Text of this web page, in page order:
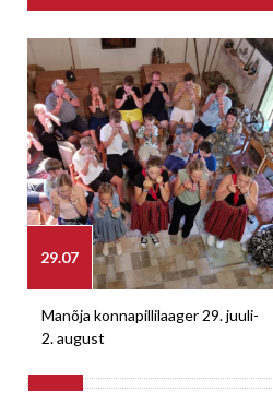
29.07
Manõja konnapillilaager 29. juuli-
2. august